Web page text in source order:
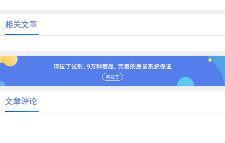
相关文章
文章评论